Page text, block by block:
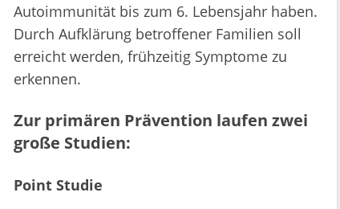
Autoimmunität bis zum 6. Lebensjahr haben.
Durch Aufklärung betroffener Familien soll
erreicht werden, frühzeitig Symptome zu
erkennen.
Zur primären Prävention laufen zwei
große Studien:
Point Studie